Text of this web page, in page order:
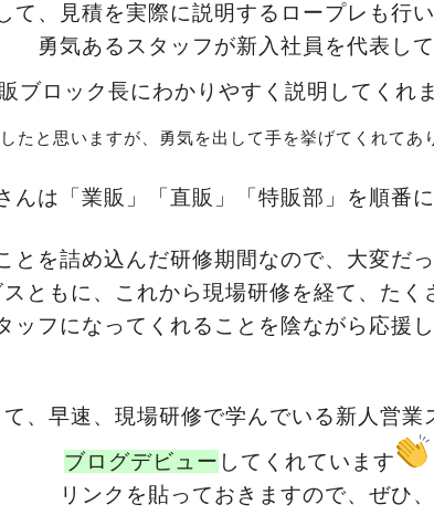
て、見積を実際に説明するロープレも行い
勇気あるスタッフが新入社員を代表して
ブロック長にわかりやすく説明してくれ
たと思いますが、勇気を出して手を挙げてくれてあ
んは「業販」「直販」「特販部」を順番
とを詰め込んだ研修期間なので、大変だ
ともに、これから現場研修を経て、たく
ッフになってくれることを陰ながら応援
、早速、現場研修で学んでいる新人営業
ブログデビュー してくれています
リンクを貼っておきますので、ぜひ、